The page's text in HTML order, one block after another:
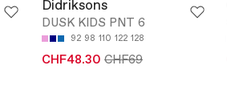
Didriksons
DUSK KIDS PNT 6
92 98 110 122 128
CHF48.30 CHF69